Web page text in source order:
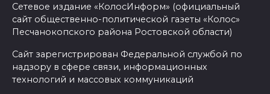
Сетевое издание «КолосИнформ» (официальный
сайт общественно-политической газеты «Колос»
Песчанокопского района Ростовской области)
Сайт зарегистрирован Федеральной службой по
надзору в сфере связи, информационных
технологий и массовых коммуникаций